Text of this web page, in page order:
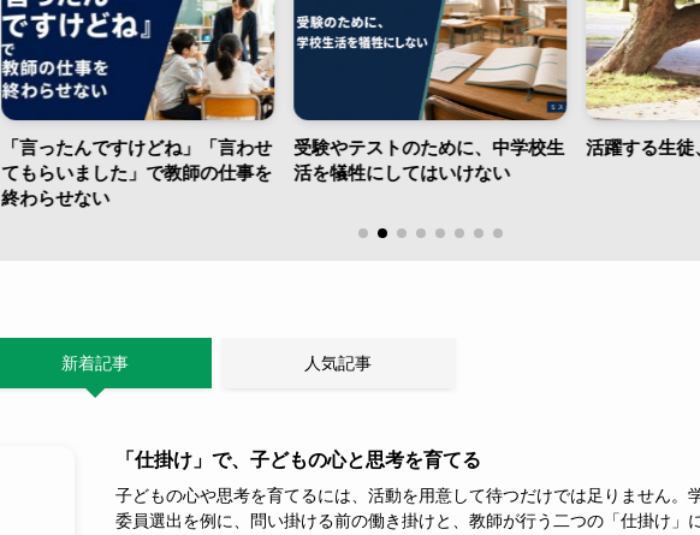
「言ったんですけどね」「言わせ
てもらいました」で教師の仕事を
終わらせない
受験やテストのために、中学校生
活を犠牲にしてはいけない
活躍する生
新着記事 人気記事
「仕掛け」で、子どもの心と思考を育てる
子どもの心や思考を育てるには、活動を用意して待つだけでは足りません。
委員選出を例に、問い掛ける前の働き掛けと、教師が行う二つの「仕掛け」